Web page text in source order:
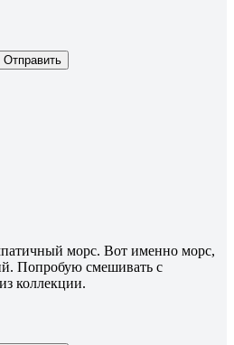
Отправить
морс. Вот именно морс,
Попробую смешивать с
коллекции.